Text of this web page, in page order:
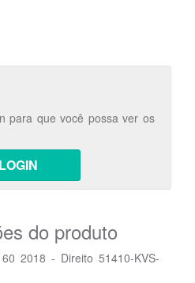
para que você possa ver os
LOGIN
do produto
2018 - Direito 51410-KVS-